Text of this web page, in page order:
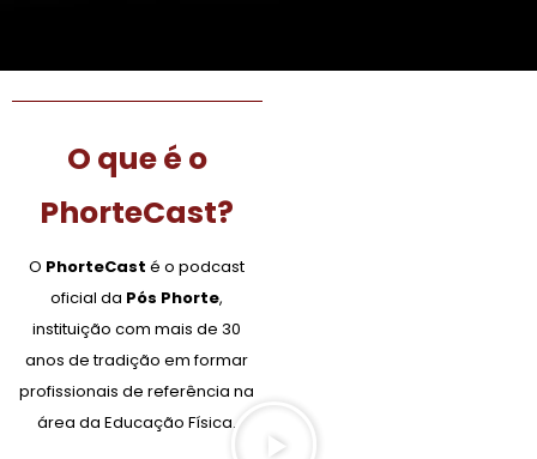
O que é o
PhorteCast?
O PhorteCast é o podcast
oficial da Pós Phorte,
instituição com mais de 30
anos de tradição em formar
profissionais de referência na
área da Educação Física.